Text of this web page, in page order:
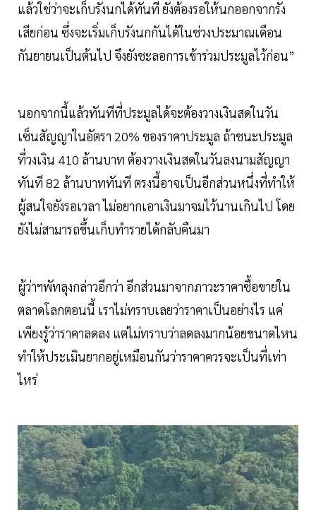
แล้วใช่ว่าจะเก็บรังนกได้ทันที ยังต้องรอให้นกออกจากรัง
เสียก่อน ซึ่งจะเริ่มเก็บรังนกกันได้ในช่วงประมาณเดือน
กันยายนเป็นต้นไป จึงยังชะลอการเข้าร่วมประมูลไว้ก่อน”
นอกจากนี้แล้วทันทีที่ประมูลได้จะต้องวางเงินสดในวัน
เซ็นสัญญาในอัตรา 20% ของราคาประมูล ถ้าชนะประมูล
ที่วงเงิน 410 ล้านบาท ต้องวางเงินสดในวันลงนามสัญญา
ทันที 82 ล้านบาททันที ตรงนี้อาจเป็นอีกส่วนหนึ่งที่ทำให้
ผู้สนใจยังรอเวลา ไม่อยากเอาเงินมาจมไว้นานเกินไป โดย
ยังไม่สามารถขึ้นเก็บทำรายได้กลับคืนมา
ผู้ว่าฯพัทลุงกล่าวอีกว่า อีกส่วนมาจากภาวะราคาซื้อขายใน
ตลาดโลกตอนนี้ เราไม่ทราบเลยว่าราคาเป็นอย่างไร แค่
เพียงรู้ว่าราคาลดลง แต่ไม่ทราบว่าลดลงมากน้อยขนาดไหน
ทำให้ประเมินยากอยู่เหมือนกันว่าราคาควรจะเป็นที่เท่า
ไหร่